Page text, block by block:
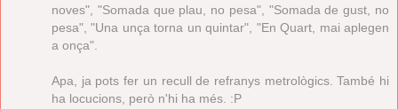
noves", "Somada que plau, no pesa", "Somada de gust, no
pesa", "Una unça torna un quintar", "En Quart, mai aplegen
a onça".
Apa, ja pots fer un recull de refranys metrològics. També hi
ha locucions, però n'hi ha més. :P